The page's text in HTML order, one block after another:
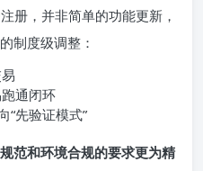
册，并非简单的功能更新，
制度级调整：
通闭环
“先验证模式”
范和环境合规的要求更为精